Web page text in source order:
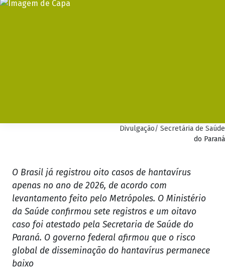
Divulgação/ Secretária de Saúde
do Paraná
O Brasil já registrou oito casos de hantavírus
apenas no ano de 2026, de acordo com
levantamento feito pelo Metrópoles. O Ministério
da Saúde confirmou sete registros e um oitavo
caso foi atestado pela Secretaria de Saúde do
Paraná. O governo federal afirmou que o risco
global de disseminação do hantavírus permanece
baixo